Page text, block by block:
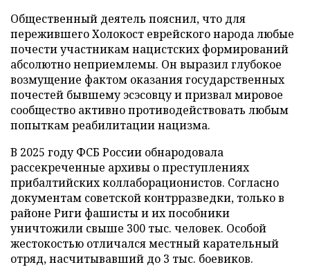
Общественный деятель пояснил, что для
пережившего Холокост еврейского народа любые
почести участникам нацистских формирований
абсолютно неприемлемы. Он выразил глубокое
возмущение фактом оказания государственных
почестей бывшему эсэсовцу и призвал мировое
сообщество активно противодействовать любым
попыткам реабилитации нацизма.
В 2025 году ФСБ России обнародовала
рассекреченные архивы о преступлениях
прибалтийских коллаборационистов. Согласно
документам советской контрразведки, только в
районе Риги фашисты и их пособники
уничтожили свыше 300 тыс. человек. Особой
жестокостью отличался местный карательный
отряд, насчитывавший до 3 тыс. боевиков.